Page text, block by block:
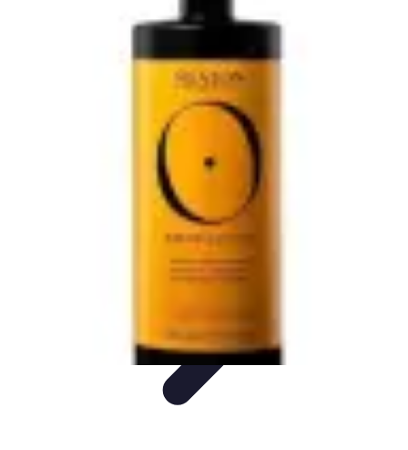
Cuidado de la pielCuidado de la Piel